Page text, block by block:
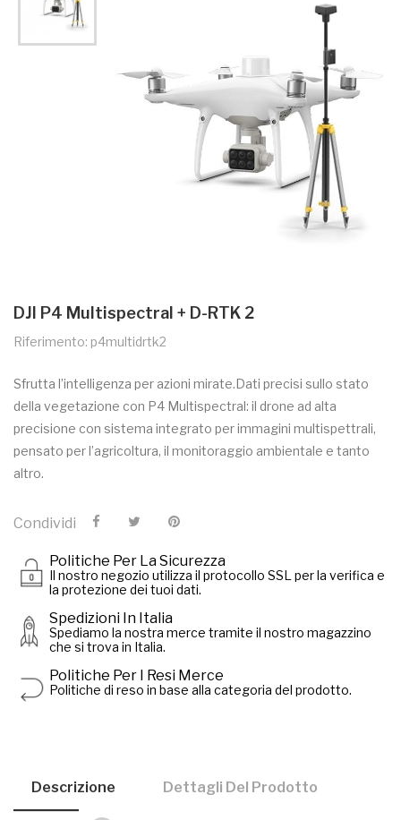
DJI P4 Multispectral + D-RTK 2
Riferimento: p4multidrtk2
Sfrutta l’intelligenza per azioni mirate.Dati precisi sullo stato
della vegetazione con P4 Multispectral: il drone ad alta
precisione con sistema integrato per immagini multispettrali,
pensato per l’agricoltura, il monitoraggio ambientale e tanto
altro.
Condividi
Politiche Per La Sicurezza
Il nostro negozio utilizza il protocollo SSL per la verifica e
la protezione dei tuoi dati.
Spedizioni In Italia
Spediamo la nostra merce tramite il nostro magazzino
che si trova in Italia.
Politiche Per I Resi Merce
Politiche di reso in base alla categoria del prodotto.
Descrizione Dettagli Del Prodotto